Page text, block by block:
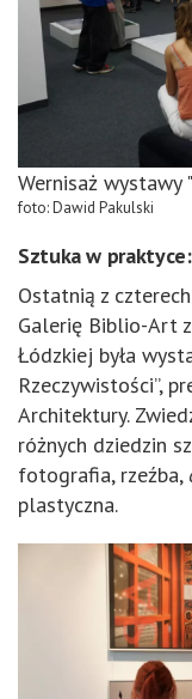
Wernisaż wystawy
foto: Dawid Pakulski
Sztuka w
Ostatnią z
Galerię Biblio-Art
Łódzkiej była
Rzeczywistości”,
Architektury.
różnych dziedzin
fotografia, rzeźba,
plastyczna.